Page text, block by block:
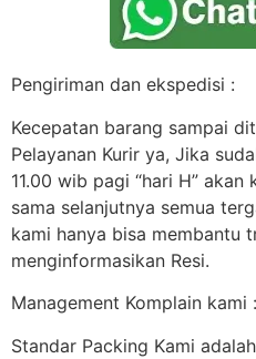
Pengiriman dan ekspedisi :
Kecepatan barang sampai
Pelayanan Kurir ya, Jika
11.00 wib pagi “hari H”
sama selanjutnya semua
kami hanya bisa membantu
menginformasikan Resi.
Management Komplain kami :
Standar Packing Kami